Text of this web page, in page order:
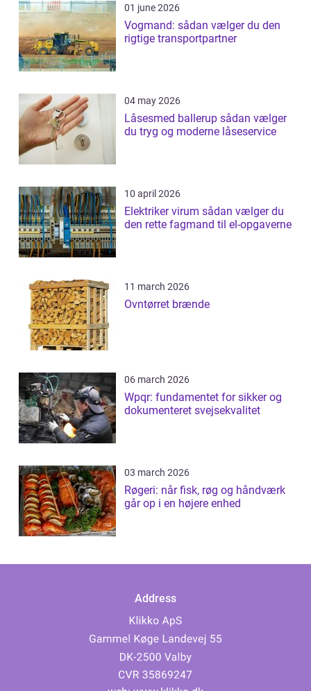
01 june 2026
Vogmand: sådan vælger du den
rigtige transportpartner
04 may 2026
Låsesmed ballerup sådan vælger
du tryg og moderne låseservice
10 april 2026
Elektriker virum sådan vælger du
den rette fagmand til el-opgaverne
11 march 2026
Ovntørret brænde
06 march 2026
Wpqr: fundamentet for sikker og
dokumenteret svejsekvalitet
03 march 2026
Røgeri: når fisk, røg og håndværk
går op i en højere enhed
Address